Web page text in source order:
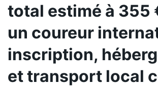
total estimé à 355
un coureur
inscription,
et transport local